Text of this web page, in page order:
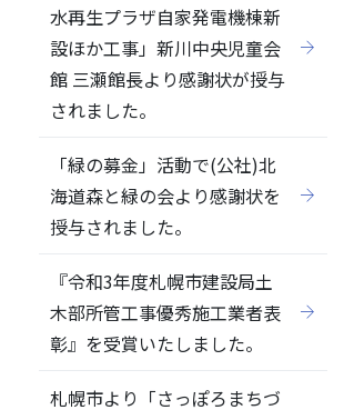
水再生プラザ自家発電機棟新
設ほか工事」新川中央児童会
館 三瀬館長より感謝状が授与
されました。
「緑の募金」活動で(公社)北
海道森と緑の会より感謝状を
授与されました。
『令和3年度札幌市建設局土
木部所管工事優秀施工業者表
彰』を受賞いたしました。
札幌市より「さっぽろまちづ